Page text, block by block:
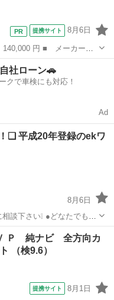
提携サイト 8月6日
ード名： カスタム
ートエアコン 電動格納
社ローン🚗
クで車検にも対応！
Ad
❑ 平成20年登録のekワ
8月6日
●どなたでも自
数の短い方や自営業
の方 ・パートやアルバイト勤務の主婦の方や派遣社員の方 ・自...
Ｐ 純ナビ 全方向カ
（検9.6）
提携サイト 8月1日